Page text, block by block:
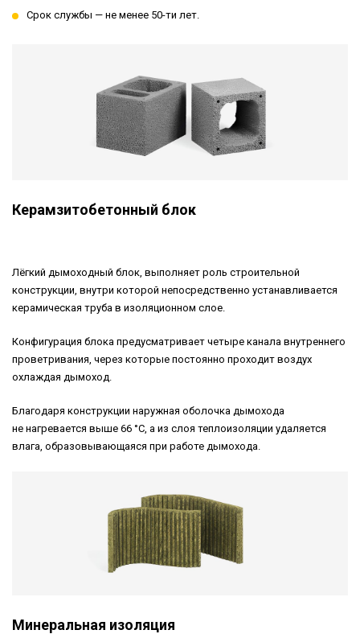
Срок службы — не менее 50-ти лет.
Керамзитобетонный блок
Лёгкий дымоходный блок, выполняет роль строительной
конструкции, внутри которой непосредственно устанавливается
керамическая труба в изоляционном слое.
Конфигурация блока предусматривает четыре канала внутреннего
проветривания, через которые постоянно проходит воздух
охлаждая дымоход.
Благодаря конструкции наружная оболочка дымохода
не нагревается выше 66 °С, а из слоя теплоизоляции удаляется
влага, образовывающаяся при работе дымохода.
Минеральная изоляция